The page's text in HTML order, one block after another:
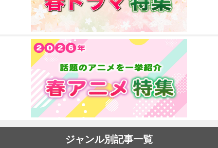
ジャンル別記事一覧